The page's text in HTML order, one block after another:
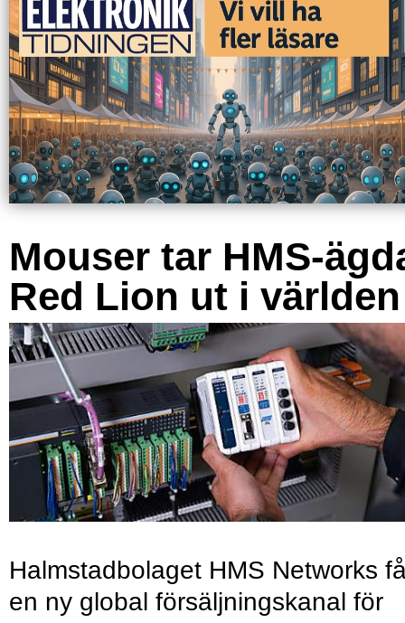
Mouser tar HMS-
Red Lion ut i världen
Halmstadbolaget HMS Networks
en ny global försäljningskanal för